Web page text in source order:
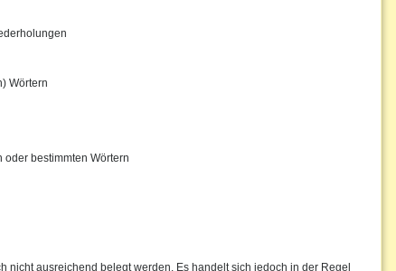
Wörtern
bestimmten Wörtern
nicht ausreichend belegt werden. Es handelt sich jedoch in der Regel